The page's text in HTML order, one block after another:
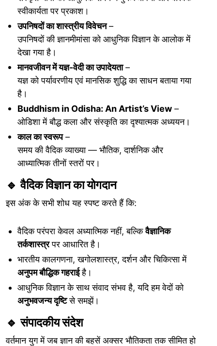
स्वीकार्यता पर प्रकाश।
उपनिषदों का शास्त्रीय विवेचन–
उपनिषदों की ज्ञानमीमांसा को आधुनिक विज्ञान के आलोक में
देखा गया है।
मानवजीवन में यज्ञ-वेदी का उपादेयता–
यज्ञ को पर्यावरणीय एवं मानसिक शुद्धि का साधन बताया गया
है।
Buddhism in Odisha: An Artist’s View –
ओडिशा में बौद्ध कला और संस्कृति का दृश्यात्मक अध्ययन।
काल का स्वरूप–
समय की वैदिक व्याख्या — भौतिक, दार्शनिक और
आध्यात्मिक तीनों स्तरों पर।
🔹वैदिक विज्ञान का योगदान
इस अंक के सभी शोध यह स्पष्ट करते हैं कि:
वैदिक परंपरा केवल अध्यात्मिक नहीं, बल्किवैज्ञानिक
तर्कशास्त्रपर आधारित है।
भारतीय कालगणना, खगोलशास्त्र, दर्शन और चिकित्सा में
अनुपम बौद्धिक गहराईहै।
आधुनिक विज्ञान के साथ संवाद संभव है, यदि हम वेदों को
अनुभवजन्य दृष्टिसे समझें।
🔹संपादकीय संदेश
वर्तमान युग में जब ज्ञान की बहसें अक्सर भौतिकता तक सीमित हो